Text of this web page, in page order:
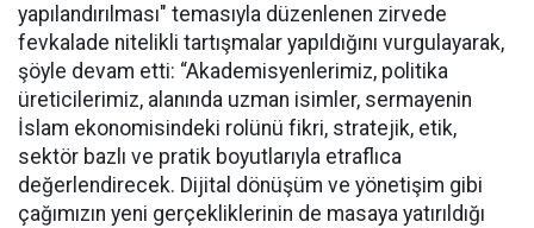
yapılandırılması" temasıyla düzenlenen zirvede
fevkalade nitelikli tartışmalar yapıldığını vurgulayarak,
şöyle devam etti: “Akademisyenlerimiz, politika
üreticilerimiz, alanında uzman isimler, sermayenin
İslam ekonomisindeki rolünü fikri, stratejik, etik,
sektör bazlı ve pratik boyutlarıyla etraflıca
değerlendirecek. Dijital dönüşüm ve yönetişim gibi
çağımızın yeni gerçekliklerinin de masaya yatırıldığı